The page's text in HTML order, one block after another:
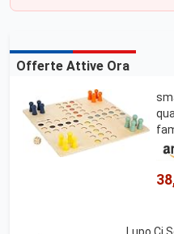
Offerte Attive Ora